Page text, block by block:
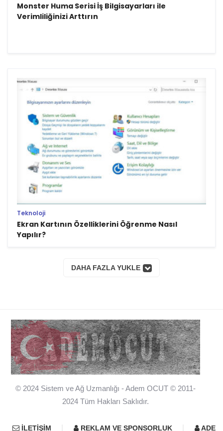
Monster Huma Serisi İş Bilgisayarları ile
Verimliliğinizi Arttırın
Teknoloji
Ekran Kartının Özelliklerini Öğrenme Nasıl
Yapılır?
DAHA FAZLA YUKLE
© 2024 Sistem ve Ağ Uzmanlığı - Adem OCUT © 2011-
2024 Tüm Hakları Saklıdır.
İLETIŞIM REKLAM VE SPONSORLUK